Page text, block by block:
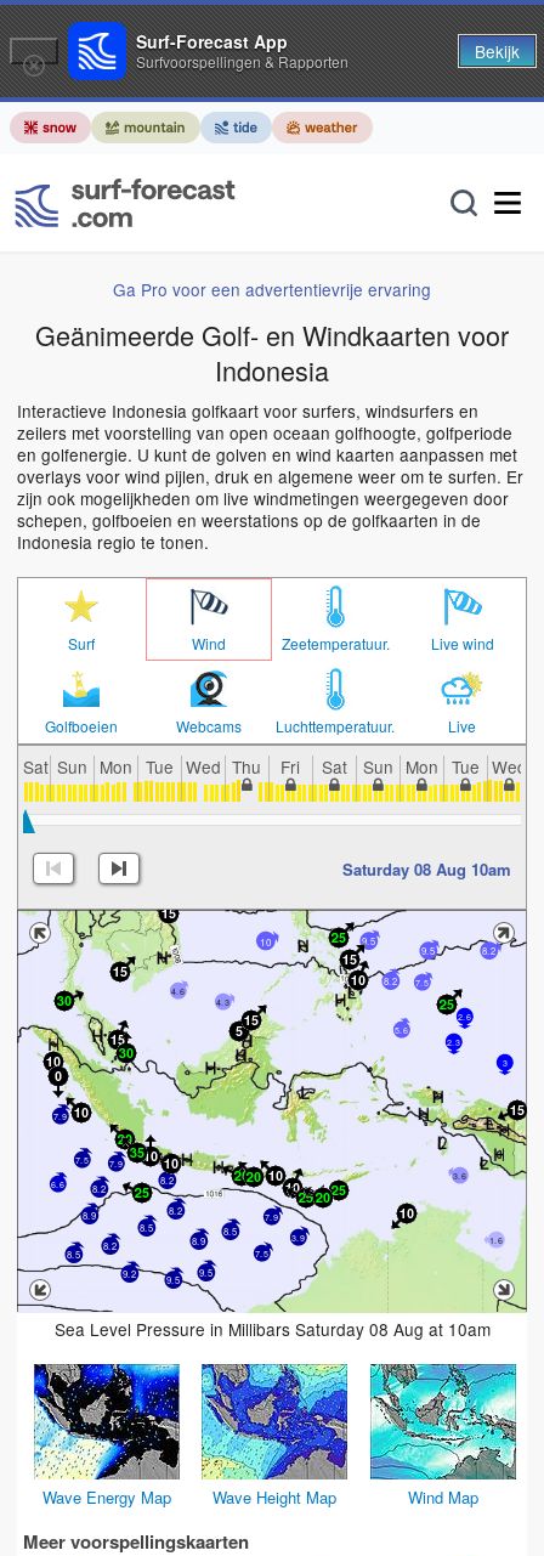
Ga Pro voor een advertentievrije ervaring
Geänimeerde Golf- en Windkaarten voor
Indonesia
Interactieve Indonesia golfkaart voor surfers, windsurfers en
zeilers met voorstelling van open oceaan golfhoogte, golfperiode
en golfenergie. U kunt de golven en wind kaarten aanpassen met
overlays voor wind pijlen, druk en algemene weer om te surfen. Er
zijn ook mogelijkheden om live windmetingen weergegeven door
schepen, golfboeien en weerstations op de golfkaarten in de
Indonesia regio te tonen.
Surf Wind Zeetemperatuur. Live wind
Golfboeien Webcams Luchttemperatuur. Live
Sat Sun Mon Tue Wed Thu Fri Sat Sun Mon Tue Wed
Saturday 08 Aug 10am
7.5
9.2
8.9
8.5
8.2
8.2
8.2
7.9
10
2.6
4.6
1.6
9.5
6.6
9.5
7.9
3.6
8.5
8.2
7.5
8.5
5.6
3
8.2
9.5
8.2
7.5
7.9
4.3
8.9
2.3
3.9
9.5
Sea Level Pressure in Millibars Saturday 08 Aug at 10am
Wave Energy Map Wave Height Map Wind Map
Meer voorspellingskaarten
Surf-Forecast App
Surfvoorspellingen & Rapporten Bekijk